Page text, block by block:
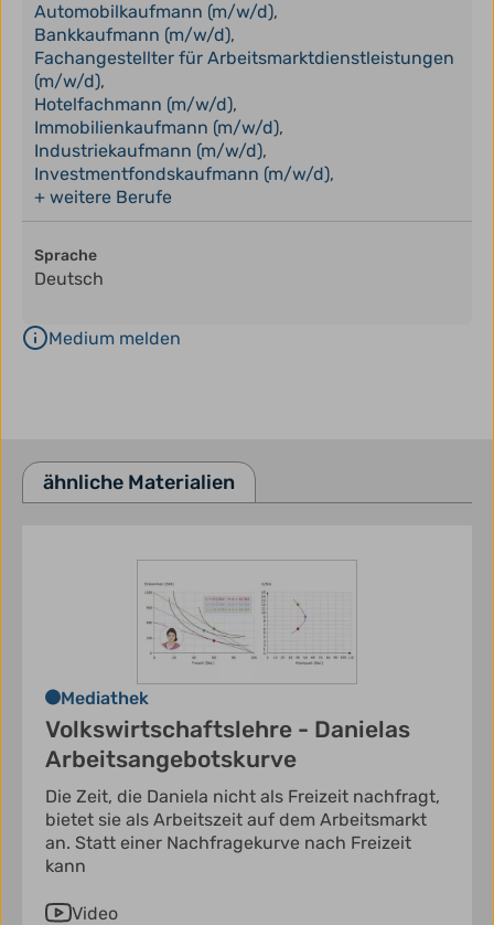
Automobilkaufmann (m/w/d),
Bankkaufmann (m/w/d),
Fachangestellter für Arbeitsmarktdienstleistungen
(m/w/d),
Hotelfachmann (m/w/d),
Immobilienkaufmann (m/w/d),
Industriekaufmann (m/w/d),
Investmentfondskaufmann (m/w/d),
+ weitere Berufe
Sprache
Deutsch
Medium melden
ähnliche Materialien
Mediathek
Volkswirtschaftslehre - Danielas
Arbeitsangebotskurve
Die Zeit, die Daniela nicht als Freizeit nachfragt,
bietet sie als Arbeitszeit auf dem Arbeitsmarkt
an. Statt einer Nachfragekurve nach Freizeit
kann
Video